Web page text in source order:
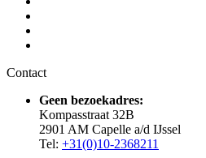
Contact
Geen bezoekadres:
Kompasstraat 32B
2901 AM Capelle a/d IJssel
Tel: +31(0)10-2368211